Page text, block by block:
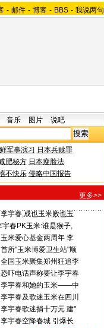
- 邮件 - 博客 - BBS - 我说两句
音乐 图片 说吧
军事演习 日本兵赎罪
肥秘方 日本瘦脸法
不快乐 侵略中国报告
更多>>
李宇春,成也玉米败也玉
宇春PK玉米:谁是猴子,
玉米爱心基金两周年 李
首所"玉米博爱卫生站"顺
全国玉米聚集郑州狂追李
恐吓电话声称要让李宇春
李宇春和她的玉米——中
李宇春及歌迷玉米在四川
李宇春歌迷捐十万元 建"
李宇春空降春城 引爆长